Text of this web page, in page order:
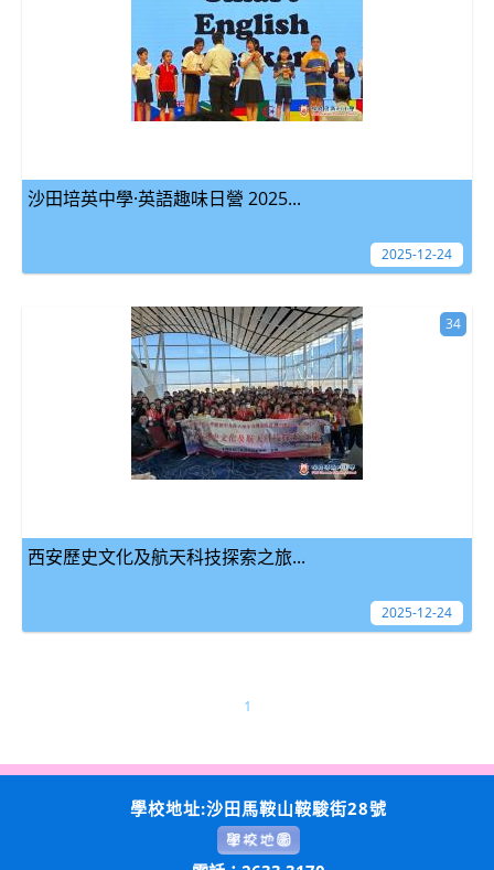
沙田培英中學·英語趣味日營 2025...
2025-12-24
西安歷史文化及航天科技探索之旅...
34
2025-12-24
1
學校地址:沙田馬鞍山鞍駿街28號